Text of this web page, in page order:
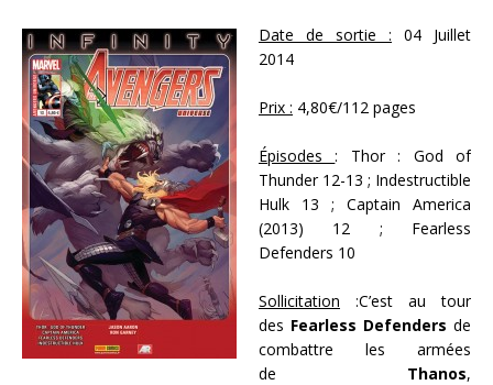
Date de sortie : 04 Juillet
2014
Prix : 4,80€/112 pages
Épisodes: Thor : God of
Thunder 12-13 ; Indestructible
Hulk 13 ; Captain America
(2013) 12 ; Fearless
Defenders 10
Sollicitation :C’est au tour
des Fearless Defenders de
combattre les armées
de Thanos,